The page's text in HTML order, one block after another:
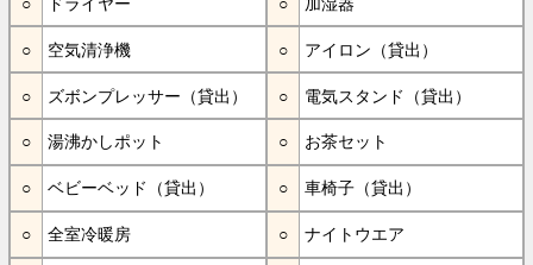
空気清浄機 アイロン（貸出）
ズボンプレッサー（貸出） 電気スタンド（貸出）
湯沸かしポット お茶セット
ベビーベッド（貸出） 車椅子（貸出）
全室冷暖房 ナイトウエア